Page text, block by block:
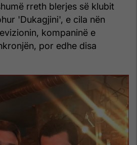
rreth blerjes së klubit
'Dukagjini', e cila nën
kompaninë e
por edhe disa